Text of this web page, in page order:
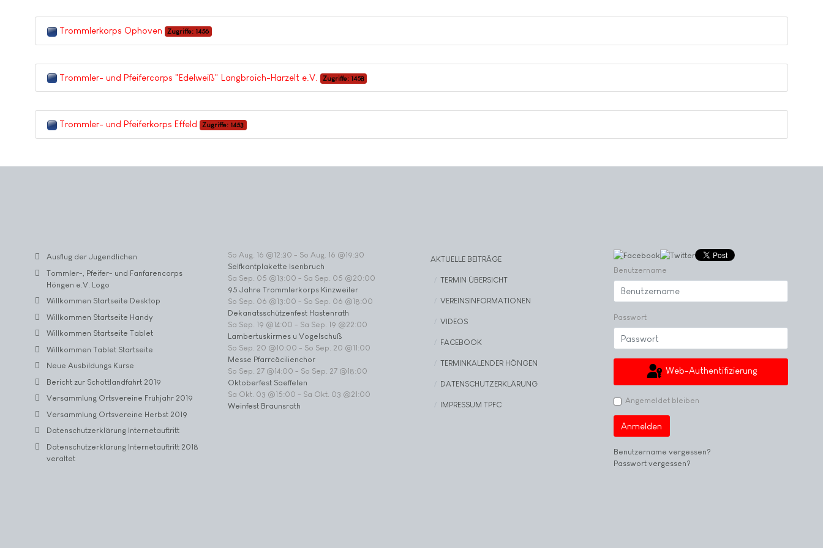
Trommlerkorps Ophoven Zugriffe: 1456
Trommler- und Pfeifercorps "Edelweiß" Langbroich-Harzelt e.V. Zugriffe: 1458
Trommler- und Pfeiferkorps Effeld Zugriffe: 1453
Ausflug der Jugendlichen
Tommler-, Pfeifer- und Fanfarencorps
Höngen e.V. Logo
Willkommen Startseite Desktop
Willkommen Startseite Handy
Willkommen Startseite Tablet
Willkommen Tablet Startseite
Neue Ausbildungs Kurse
Bericht zur Schottlandfahrt 2019
Versammlung Ortsvereine Frühjahr 2019
Versammlung Ortsvereine Herbst 2019
Datenschutzerklärung Internetauftritt
Datenschutzerklärung Internetauftritt 2018
veraltet
So Aug. 16 @12:30 - So Aug. 16 @19:30
Selfkantplakette Isenbruch
Sa Sep. 05 @13:00 - Sa Sep. 05 @20:00
95 Jahre Trommlerkorps Kinzweiler
So Sep. 06 @13:00 - So Sep. 06 @18:00
Dekanatsschützenfest Hastenrath
Sa Sep. 19 @14:00 - Sa Sep. 19 @22:00
Lambertuskirmes u Vogelschuß
So Sep. 20 @10:00 - So Sep. 20 @11:00
Messe Pfarrcäcilienchor
So Sep. 27 @14:00 - So Sep. 27 @18:00
Oktoberfest Saeffelen
Sa Okt. 03 @15:00 - Sa Okt. 03 @21:00
Weinfest Braunsrath
AKTUELLE BEITRÄGE
TERMIN ÜBERSICHT
VEREINSINFORMATIONEN
VIDEOS
FACEBOOK
TERMINKALENDER HÖNGEN
DATENSCHUTZERKLÄRUNG
IMPRESSUM TPFC
Benutzername
Passwort
Web-Authentifizierung
Angemeldet bleiben
Anmelden
Benutzername vergessen?
Passwort vergessen?